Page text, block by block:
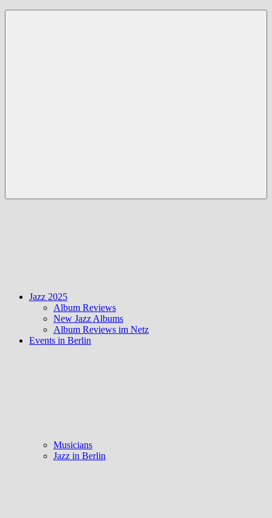
Jazz 2025
Album Reviews
New Jazz Albums
Album Reviews im Netz
Events in Berlin
Musicians
Jazz in Berlin